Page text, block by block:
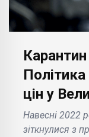
цін у
Навесні 2022
зіткнулися з